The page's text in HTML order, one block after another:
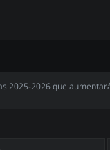
2025-2026 que